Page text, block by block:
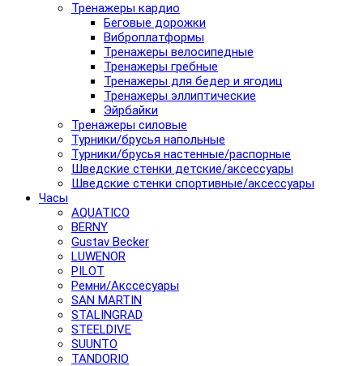
Тренажеры кардио
Беговые дорожки
Виброплатформы
Тренажеры велосипедные
Тренажеры гребные
Тренажеры для бедер и ягодиц
Тренажеры эллиптические
Эйрбайки
Тренажеры силовые
Турники/брусья напольные
Турники/брусья настенные/распорные
Шведские стенки детские/аксессуары
Шведские стенки спортивные/аксессуары
Часы
AQUATICO
BERNY
Gustav Becker
LUWENOR
PILOT
Pемни/Акссесуары
SAN MARTIN
STALINGRAD
STEELDIVE
SUUNTO
TANDORIO